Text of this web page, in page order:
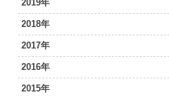
2019年
2018年
2017年
2016年
2015年